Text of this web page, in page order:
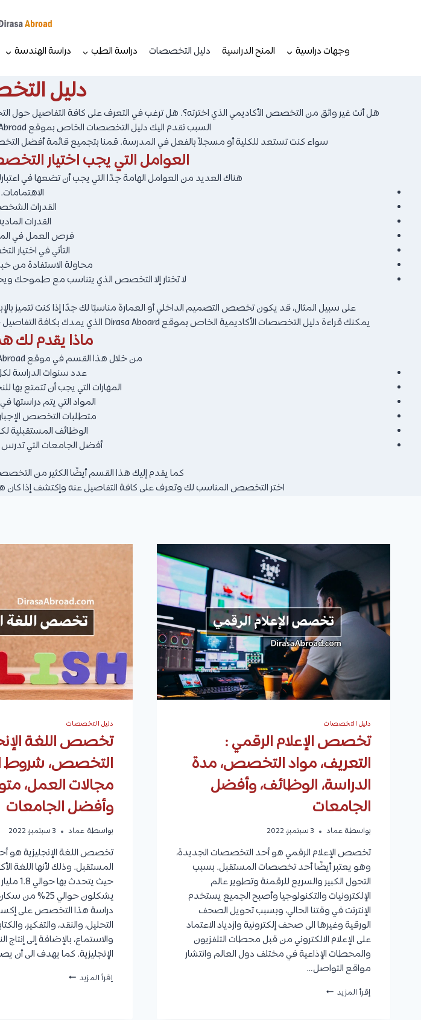
وجهات دراسية
المنح الدراسية دليل التخصصات دراسة الطب دراسة الهندسة
دليل
هل أنت غير واثق من التخصص الأكاديمي الذي اخترته؟. هل ترغب في التعرف على كافة التفاصيل حول
السبب نقدم اليك دليل التخصصات الخاص بموقع Dirasa Abroad الذي يضم أهم وأكثر التخصصات شيوعًا.
سواء كنت تستعد للكلية أو مسجلاً بالفعل في المدرسة. قمنا بتجميع قائمة أفضل
العوامل التي يجب اختيار
هناك العديد من العوامل الهامة جدًا التي يجب أن تضعها في
الاهتمامات.
القدرات
القدرات
فرص العمل في
التأني في اختيار
محاولة الاستفادة من
لا تختار إلا التخصص الذي يتناسب مع طموحك
على سبيل المثال، قد يكون تخصص التصميم الداخلي أو العمارة مناسبًا لك جدًا إذا كنت تتميز
يمكنك قراءة دليل التخصصات الأكاديمية الخاص بموقع Dirasa Aboard الذي يمدك بكافة التفاصيل حول جميع التخصصات الأكاديمية المختلفة التي تحتاج اليها جميع الأسواق المحلية والدولية.
ماذا يقدم لك
من خلال هذا القسم في موقع Dirasa Abroad ، يمكنك التعرف على :
عدد سنوات الدراسة
المهارات التي يجب أن تتمتع
المواد التي يتم
متطلبات التخصص
الوظائف
أفضل الجامعات التي
كما يقدم إليك هذا القسم أيضًا الكثير من
اختر التخصص المناسب لك وتعرف على كافة التفاصيل عنه وإكتشف إذا
دليل التخصصات
تخصص الإعلام الرقمي :
التعريف، مواد التخصص، مدة
الدراسة، الوظائف، وأفضل
الجامعات
بواسطة عماد 3 سبتمبر، 2022
تخصص الإعلام الرقمي هو أحد التخصصات الجديدة،
وهو يعتبر أيضًا أحد تخصصات المستقبل. بسبب
التحول الكبير والسريع للرقمنة وتطوير عالم
الإلكترونيات والتكنولوجيا وأصبح الجميع يستخدم
الإنترنت في وقتنا الحالي، وبسبب تحويل الصحف
الورقية وغيرها الى صحف إلكترونية وازدياد الاعتماد
على الإعلام الالكتروني من قبل محطات التلفزيون
والمحطات الإذاعية في مختلف دول العالم وانتشار
مواقع التواصل…
إقرأ المزيد تخصص
دليل التخصصات
تخصص اللغة
التخصص، شروط
مجالات العمل،
وأفضل الجامعات
بواسطة عماد 3 سبتمبر، 2022
تخصص اللغة الإنجليزية
المستقبل. وذلك لأنها اللغة
حيث
يشكلون حوالي
دراسة هذا التخصص على
التحليل، والنقد، والتفكير،
والاستماع، بالإضافة إلى
الإنجليزية. كما يهدف الى أن
إقرأ المزيد تخصص